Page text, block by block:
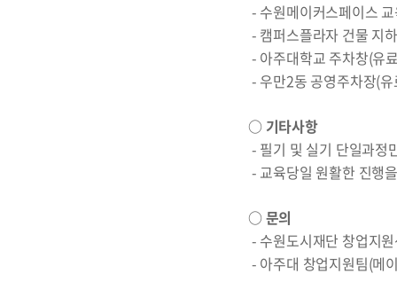
- 수원메이커스페이스
- 캠퍼스플라자 건물 지
- 아주대학교 주차창(유
- 우만2동 공영주차장(
○ 기타사항
- 필기 및 실기 단일과정
- 교육당일 원활한 진행
○ 문의
- 수원도시재단 창업지
- 아주대 창업지원팀(메